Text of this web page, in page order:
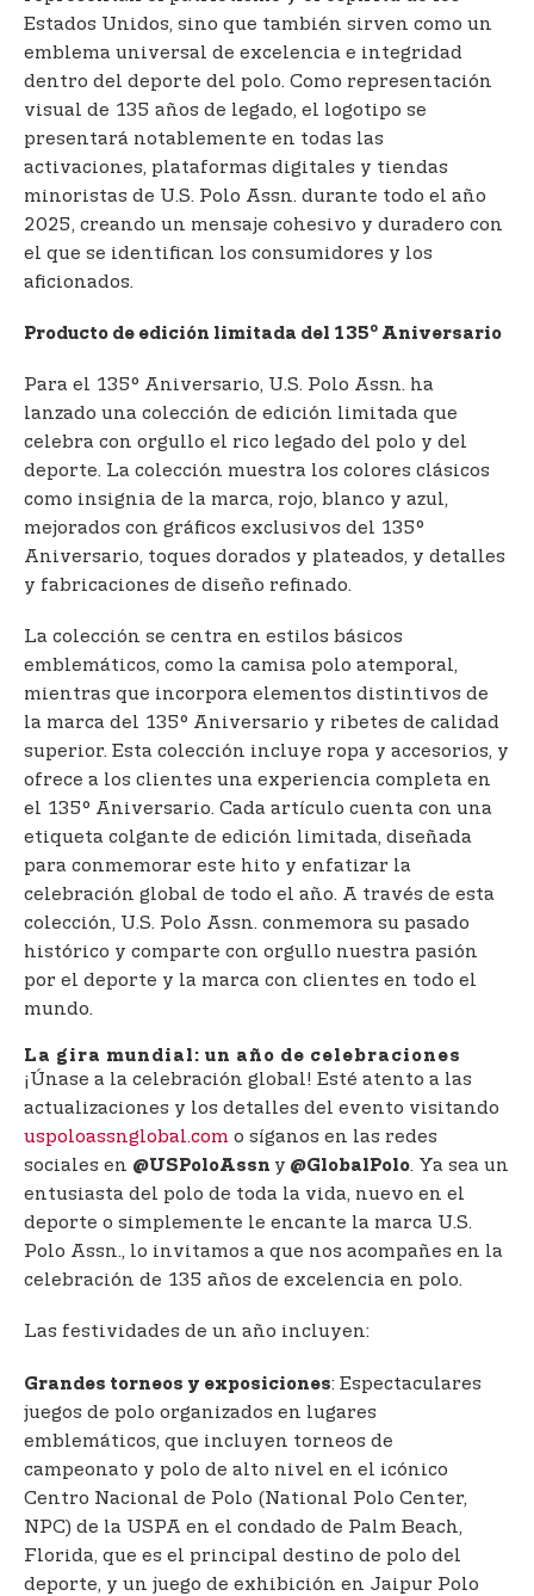
Estados Unidos, sino que también sirven como un
emblema universal de excelencia e integridad
dentro del deporte del polo. Como representación
visual de 135 años de legado, el logotipo se
presentará notablemente en todas las
activaciones, plataformas digitales y tiendas
minoristas de U.S. Polo Assn. durante todo el año
2025, creando un mensaje cohesivo y duradero con
el que se identifican los consumidores y los
aficionados.
Producto de edición limitada del 135o Aniversario
Para el 135° Aniversario, U.S. Polo Assn. ha
lanzado una colección de edición limitada que
celebra con orgullo el rico legado del polo y del
deporte. La colección muestra los colores clásicos
como insignia de la marca, rojo, blanco y azul,
mejorados con gráficos exclusivos del 135°
Aniversario, toques dorados y plateados, y detalles
y fabricaciones de diseño refinado.
La colección se centra en estilos básicos
emblemáticos, como la camisa polo atemporal,
mientras que incorpora elementos distintivos de
la marca del 135° Aniversario y ribetes de calidad
superior. Esta colección incluye ropa y accesorios, y
ofrece a los clientes una experiencia completa en
el 135° Aniversario. Cada artículo cuenta con una
etiqueta colgante de edición limitada, diseñada
para conmemorar este hito y enfatizar la
celebración global de todo el año. A través de esta
colección, U.S. Polo Assn. conmemora su pasado
histórico y comparte con orgullo nuestra pasión
por el deporte y la marca con clientes en todo el
mundo.
La gira mundial: un año de celebraciones
¡Únase a la celebración global! Esté atento a las
actualizaciones y los detalles del evento visitando
uspoloassnglobal.com o síganos en las redes
sociales en @USPoloAssn y @GlobalPolo. Ya sea un
entusiasta del polo de toda la vida, nuevo en el
deporte o simplemente le encante la marca U.S.
Polo Assn., lo invitamos a que nos acompañes en la
celebración de 135 años de excelencia en polo.
Las festividades de un año incluyen:
Grandes torneos y exposiciones: Espectaculares
juegos de polo organizados en lugares
emblemáticos, que incluyen torneos de
campeonato y polo de alto nivel en el icónico
Centro Nacional de Polo (National Polo Center,
NPC) de la USPA en el condado de Palm Beach,
Florida, que es el principal destino de polo del
deporte, y un juego de exhibición en Jaipur Polo